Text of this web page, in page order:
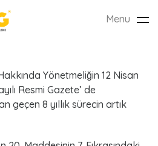
Menu
tekrar
Yönetmeliğin 12 Nisan
Resmi Gazete’ de
geçen 8 yıllık sürecin artık